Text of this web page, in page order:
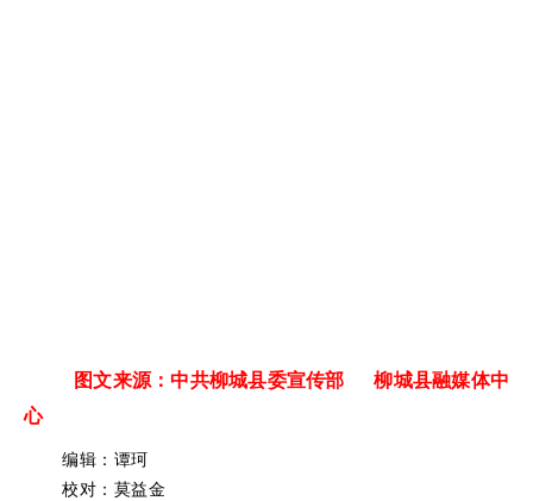
图文来源：中共柳城县委宣传部 柳城县融媒体中
心
编辑：谭珂
校对：莫益金